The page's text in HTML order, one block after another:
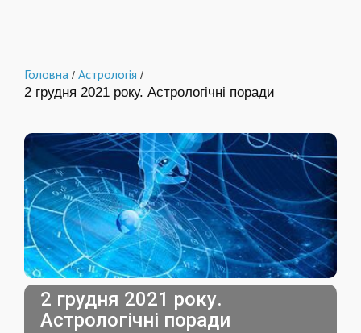
Головна / Астрологія /
2 грудня 2021 року. Астрологічні поради
2 грудня 2021 року.
Астрологічні поради